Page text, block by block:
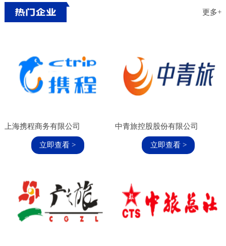
创产品、家居饰品、陶瓷、箱包皮具、
更多+
上海携程商务有限公司
立即查看 >
中青旅控股股份有限公司
立即查看 >